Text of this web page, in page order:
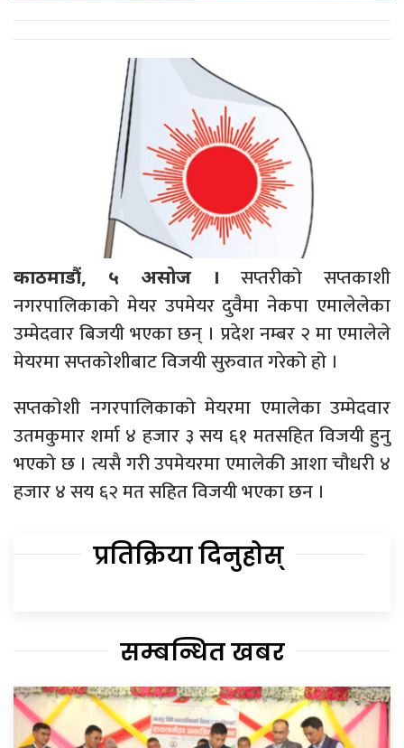
काठमाडौं, ५ असोज ।
सप्तरीको सप्तकाशी
नगरपालिकाको मेयर उपमेयर दुवैमा नेकपा एमालेलेका
उम्मेदवार बिजयी भएका छन् । प्रदेश नम्बर २ मा एमालेले
मेयरमा सप्तकोशीबाट विजयी सुरुवात गरेको हो ।
सप्तकोशी नगरपालिकाको मेयरमा एमालेका उम्मेदवार
उतमकुमार शर्मा ४ हजार ३ सय ६१ मतसहित विजयी हुनु
भएको छ । त्यसै गरी उपमेयरमा एमालेकी आशा चौधरी ४
हजार ४ सय ६२ मत सहित विजयी भएका छन ।
प्रतिक्रिया दिनुहोस्
सम्बन्धित खबर